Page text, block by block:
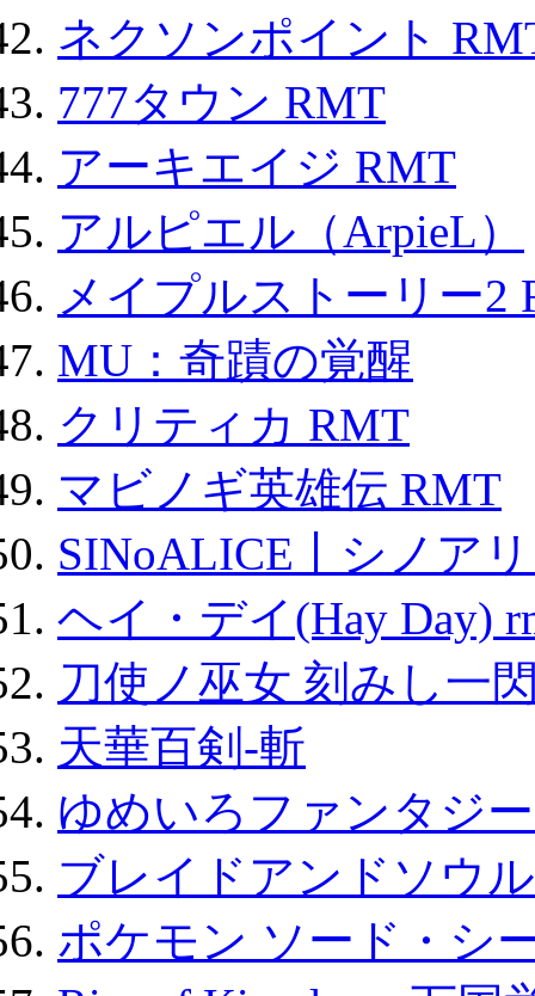
ネクソンポイント
777タウン RMT
アーキエイジ RMT
アルピエル（ArpieL）
メイプルストーリー2
MU：奇蹟の覚醒
クリティカ RMT
マビノギ英雄伝 RMT
SINoALICE丨シノア
ヘイ・デイ(Hay Day)
刀使ノ巫女 刻みし一
天華百剣-斬
ゆめいろファンタジ
ブレイドアンドソウ
ポケモン ソード・シ